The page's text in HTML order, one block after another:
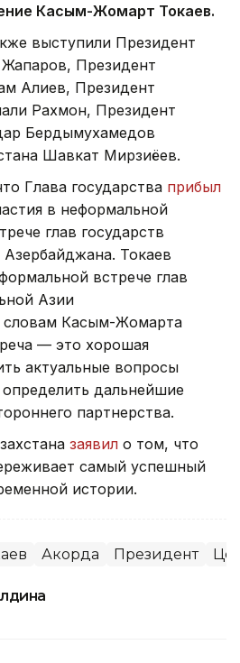
Касым-Жомарт Токаев.
выступили Президент
Президент
Алиев, Президент
Рахмон, Президент
Бердымухамедов
Шавкат Мирзиёев.
Глава государства прибыл
в неформальной
глав государств
Токаев
встрече глав
Азии
Касым-Жомарта
— это хорошая
актуальные вопросы
дальнейшие
партнерства.
заявил о том, что
самый успешный
истории.
Акорда Президент